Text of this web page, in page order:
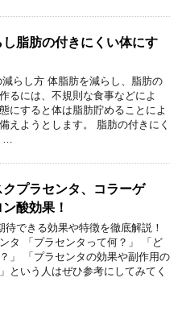
脂肪の付きにくい体にす
らし方 体脂肪を減らし、脂肪の
るには、不規則な食事などによ
にすると体は脂肪貯めることによ
えようとします。 脂肪の付きにく
プラセンタ、コラーゲ
酸効果！
待できる効果や特徴を徹底解説！
タ 「プラセンタって何？」 「ど
」 「プラセンタの効果や副作用の
という人はぜひ参考にしてみてく